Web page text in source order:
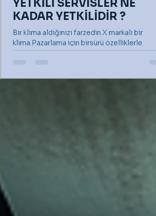
YETKİLİ SERVİSLER NE
KADAR YETKİLİDİR ?
Bir klima aldığınızı farzedin.X markalı bir
klima.Pazarlama için birsürü özelliklerle
donatılmış gibi reklamı yapılan ve sonunda